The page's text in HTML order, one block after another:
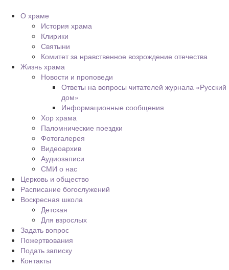
О храме
История храма
Клирики
Святыни
Комитет за нравственное возрождение отечества
Жизнь храма
Новости и проповеди
Ответы на вопросы читателей журнала «Русский
дом»
Информационные сообщения
Хор храма
Паломнические поездки
Фотогалерея
Видеоархив
Аудиозаписи
СМИ о нас
Церковь и общество
Расписание богослужений
Воскресная школа
Детская
Для взрослых
Задать вопрос
Пожертвования
Подать записку
Контакты